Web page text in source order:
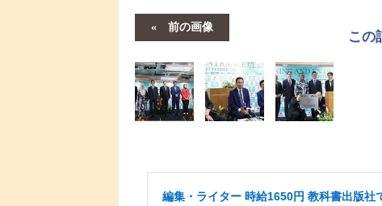
前の画像
この
編集・ライター 時給1650円 教科書出版社